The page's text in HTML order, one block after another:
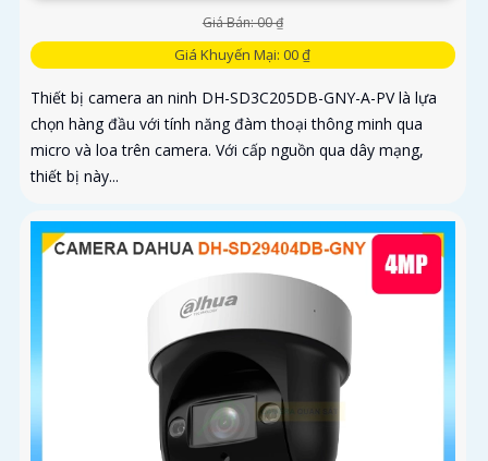
Giá Bán: 00 ₫
Giá Khuyến Mại: 00 ₫
Thiết bị camera an ninh DH-SD3C205DB-GNY-A-PV là lựa
chọn hàng đầu với tính năng đàm thoại thông minh qua
micro và loa trên camera. Với cấp nguồn qua dây mạng,
thiết bị này...